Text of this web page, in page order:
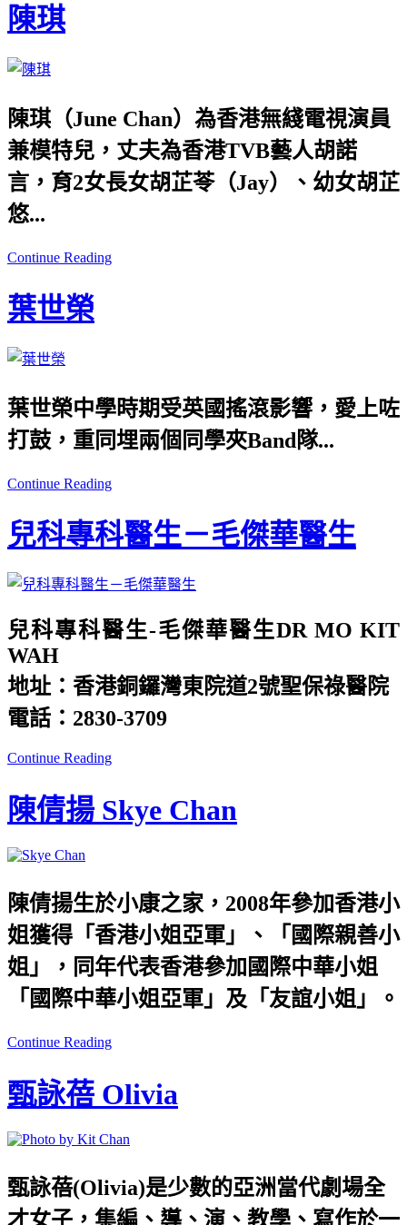
陳琪
陳琪（June Chan） 為香港無綫電視演員
兼模特兒， 丈夫為香港TVB藝人胡諾
言，育2女長女胡芷苓（Jay）、 幼女胡芷
悠...
Continue Reading
葉世榮
葉世榮中學時期受英國搖滾影響，愛上咗
打鼓，重同埋兩個同學夾Band隊...
Continue Reading
兒科專科醫生－毛傑華醫生
兒科專科醫生-毛傑華醫生DR MO KIT
WAH
地址：香港銅鑼灣東院道2號聖保祿醫院
電話：2830-3709
Continue Reading
陳倩揚 Skye Chan
陳倩揚生於小康之家，2008年參加香港小
姐獲得「香港小姐亞軍」、「國際親善小
姐」，同年代表香港參加國際中華小姐
「國際中華小姐亞軍」及「友誼小姐」。
Continue Reading
甄詠蓓 Olivia
甄詠蓓(Olivia)是少數的亞洲當代劇場全
才女子，集編、導、演、教學、寫作於一